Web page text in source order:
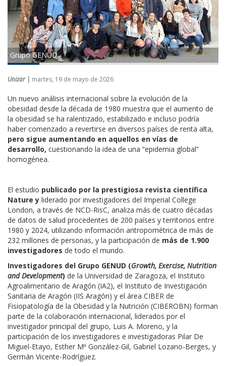
Grupo GENUD
Unizar | martes, 19 de mayo de 2026
Un nuevo análisis internacional sobre la evolución de la
obesidad desde la década de 1980 muestra que el aumento de
la obesidad se ha ralentizado, estabilizado e incluso podría
haber comenzado a revertirse en diversos países de renta alta,
pero sigue aumentando en aquellos en vías de
desarrollo, cuestionando la idea de una “epidemia global”
homogénea.
El estudio publicado por la prestigiosa revista científica
Nature y liderado por investigadores del Imperial College
London, a través de NCD-RisC, analiza más de cuatro décadas
de datos de salud procedentes de 200 países y territorios entre
1980 y 2024, utilizando información antropométrica de más de
232 millones de personas, y la participación de más de 1.900
investigadores de todo el mundo.
Investigadores del Grupo GENUD (Growth, Exercise, Nutrition
and Development) de la Universidad de Zaragoza, el Instituto
Agroalimentario de Aragón (IA2), el Instituto de Investigación
Sanitaria de Aragón (IIS Aragón) y el área CIBER de
Fisiopatología de la Obesidad y la Nutrición (CIBEROBN) forman
parte de la colaboración internacional, liderados por el
investigador principal del grupo, Luis A. Moreno, y la
participación de los investigadores e investigadoras Pilar De
Miguel-Etayo, Esther Mª González-Gil, Gabriel Lozano-Berges, y
Germán Vicente-Rodríguez.